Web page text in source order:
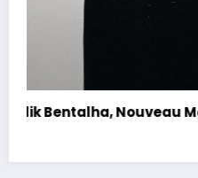
Orelsan, Tour 2026